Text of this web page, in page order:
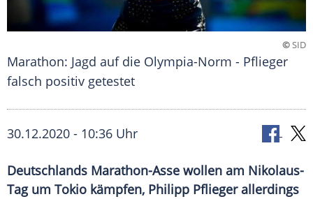
©SID
Marathon: Jagd auf die Olympia-Norm - Pflieger
falsch positiv getestet
30.12.2020 - 10:36 Uhr
Deutschlands Marathon-Asse wollen am Nikolaus-
Tag um Tokio kämpfen, Philipp Pflieger allerdings